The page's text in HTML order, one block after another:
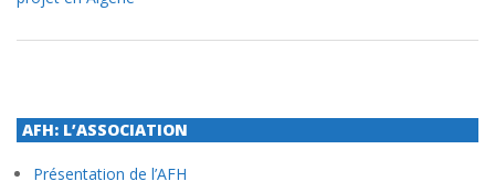
AFH: L’ASSOCIATION
Présentation de l’AFH